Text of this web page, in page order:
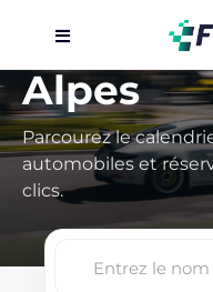
Carte
Événements
Localisation
Blog
Alpes
Parcourez le
automobiles et
clics.